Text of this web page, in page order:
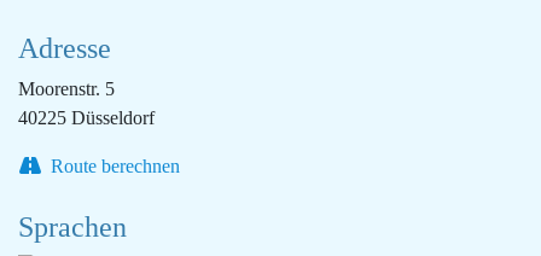
Adresse
Moorenstr. 5
40225 Düsseldorf
Route berechnen
Sprachen